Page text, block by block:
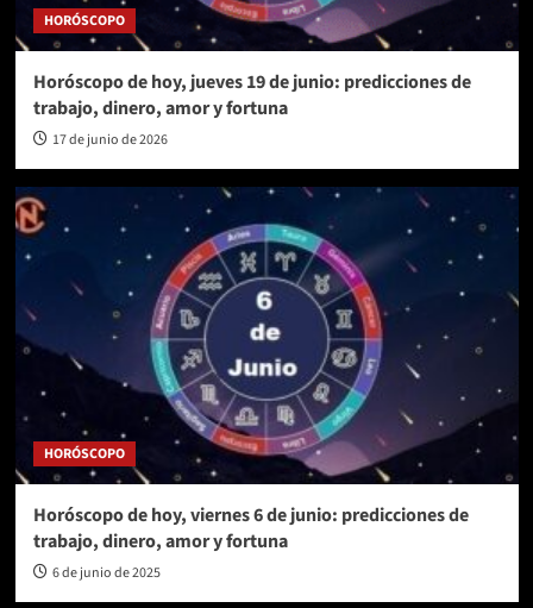
HORÓSCOPO
Horóscopo de hoy, jueves 19 de junio: predicciones de
trabajo, dinero, amor y fortuna
17 de junio de 2026
HORÓSCOPO
Horóscopo de hoy, viernes 6 de junio: predicciones de
trabajo, dinero, amor y fortuna
6 de junio de 2025